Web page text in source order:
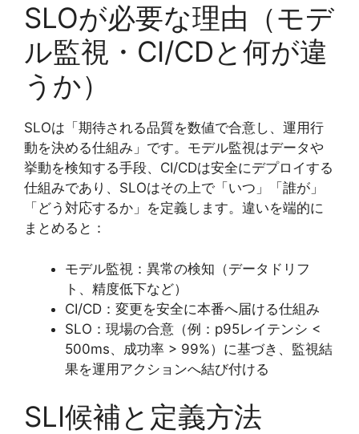
SLOが必要な理由（モデ
ル監視・CI/CDと何が違
うか）
SLOは「期待される品質を数値で合意し、運用行
動を決める仕組み」です。モデル監視はデータや
挙動を検知する手段、CI/CDは安全にデプロイする
仕組みであり、SLOはその上で「いつ」「誰が」
「どう対応するか」を定義します。違いを端的に
まとめると：
モデル監視：異常の検知（データドリフ
ト、精度低下など）
CI/CD：変更を安全に本番へ届ける仕組み
SLO：現場の合意（例：p95レイテンシ <
500ms、成功率 > 99%）に基づき、監視結
果を運用アクションへ結び付ける
SLI候補と定義方法